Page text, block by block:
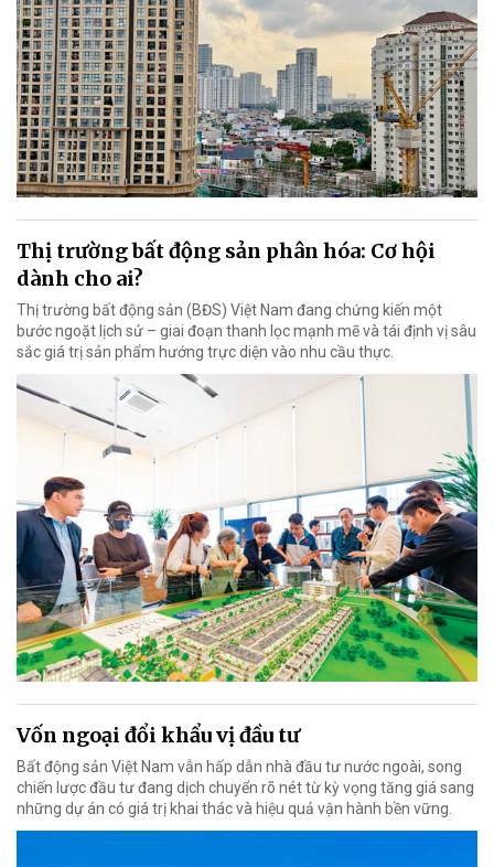
Thị trường bất động sản phân hóa: Cơ hội
dành cho ai?
Thị trường bất động sản (BĐS) Việt Nam đang chứng kiến một
bước ngoặt lịch sử – giai đoạn thanh lọc mạnh mẽ và tái định vị sâu
sắc giá trị sản phẩm hướng trực diện vào nhu cầu thực.
Vốn ngoại đổi khẩu vị đầu tư
Bất động sản Việt Nam vẫn hấp dẫn nhà đầu tư nước ngoài, song
chiến lược đầu tư đang dịch chuyển rõ nét từ kỳ vọng tăng giá sang
những dự án có giá trị khai thác và hiệu quả vận hành bền vững.